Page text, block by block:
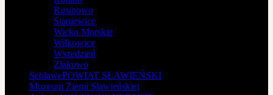
Rusinowo
Staniewice
Wicko Morskie
Wilkowice
Wszedzień
Złakowo
SchlawePOWIAT SŁAWIEŃSKI
Muzeum Ziemi Sławieńskiej